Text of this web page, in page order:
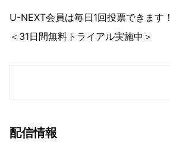
U-NEXT会員は毎日1回投票できます！
＜31日間無料トライアル実施中＞
配信情報